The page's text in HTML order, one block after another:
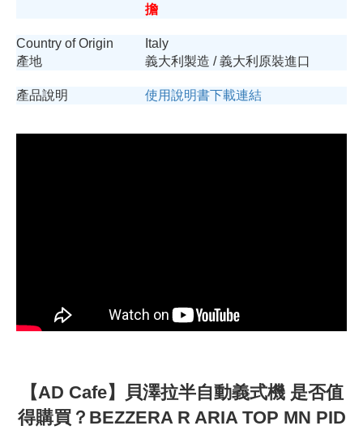
擔
Country of Origin
Italy
產地
義大利製造 / 義大利原裝進口
產品說明 使用說明書下載連結
【AD Cafe】貝澤拉半自動義式機 是否值
得購買？BEZZERA R ARIA TOP MN PID